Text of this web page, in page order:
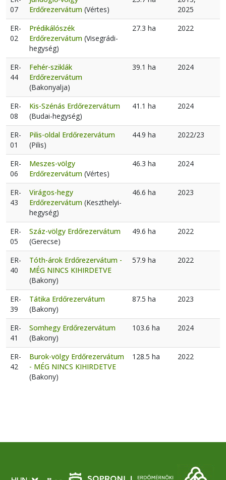
07
Erdőrezervátum (Vértes)
2025
ER-
02
Prédikálószék
Erdőrezervátum (Visegrádi-
hegység)
27.3 ha 2022
ER-
44
Fehér-sziklák
Erdőrezervátum
(Bakonyalja)
39.1 ha 2024
ER-
08
Kis-Szénás Erdőrezervátum
(Budai-hegység)
41.1 ha 2024
ER-
01
Pilis-oldal Erdőrezervátum
(Pilis)
44.9 ha 2022/23
ER-
06
Meszes-völgy
Erdőrezervátum (Vértes)
46.3 ha 2024
ER-
43
Virágos-hegy
Erdőrezervátum (Keszthelyi-
hegység)
46.6 ha 2023
ER-
05
Száz-völgy Erdőrezervátum
(Gerecse)
49.6 ha 2022
ER-
40
Tóth-árok Erdőrezervátum -
MÉG NINCS KIHIRDETVE
(Bakony)
57.9 ha 2022
ER-
39
Tátika Erdőrezervátum
(Bakony)
87.5 ha 2023
ER-
41
Somhegy Erdőrezervátum
(Bakony)
103.6 ha 2024
ER-
42
Burok-völgy Erdőrezervátum
- MÉG NINCS KIHIRDETVE
(Bakony)
128.5 ha 2022